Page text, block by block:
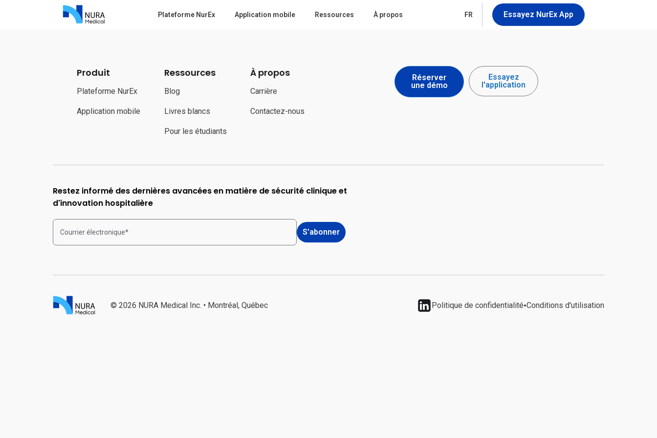
Plateforme NurEx Application mobile Ressources À propos FR Essayez NurEx App
Produit
Plateforme NurEx
Application mobile
Ressources
Blog
Livres blancs
Pour les étudiants
À propos
Carrière
Contactez-nous
Réserver
une démo
Essayez
l'application
Restez informé des dernières avancées en matière de sécurité clinique et
d'innovation hospitalière
© 2026 NURA Medical Inc. • Montréal, Québec Politique de confidentialité•Conditions d'utilisation